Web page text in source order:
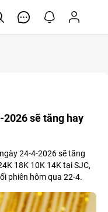
2026 sẽ tăng hay
24-4-2026 sẽ tăng
18K 10K 14K tại SJC,
phiên hôm qua 22-4.